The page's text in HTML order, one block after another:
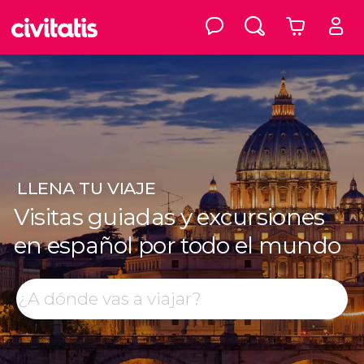
LLENA TU VIAJE
Visitas guiadas y excursiones
en español por todo el mundo
Buscar
Top destinos